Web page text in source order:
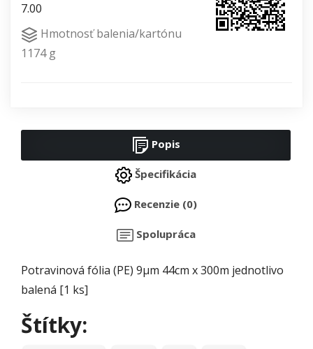
7.00
Hmotnosť balenia/kartónu
1174 g
Popis
Špecifikácia
Recenzie (0)
Spolupráca
Potravinová fólia (PE) 9µm 44cm x 300m jednotlivo
balená [1 ks]
Štítky: